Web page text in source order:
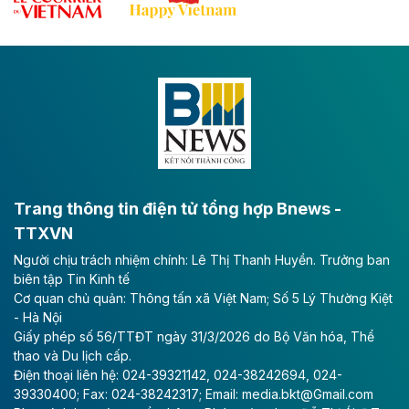
kinh tế Dung Quất.
Keppel thoái toàn bộ vốn khỏi dự án
Empire City tại Thủ Thiêm
Tập đoàn Keppel (Singapore) bán toàn bộ 40% vốn
tại dự án Empire City với giá 270 triệu USD, chấm dứt
dự án.
Theo vnexpress.net
TP HCM cho phép chuyển mục đích sử
dụng gần 6.500 m2 đất làm khu nghỉ
dưỡng
UBND TP HCM cho phép Công ty Cổ phần Thủy Tiên
Bà Rịa - Vũng Tàu chuyển mục đích sử dụng gần
6.500 m2 đất tại phường Rạch Dừa để làm dự án Khu
Trang thông tin điện tử tổng hợp Bnews -
TTXVN
Người chịu trách nhiệm chính: Lê Thị Thanh Huyền. Trưởng ban
biên tập Tin Kinh tế
Cơ quan chủ quản: Thông tấn xã Việt Nam; Số 5 Lý Thường Kiệt
- Hà Nội
Giấy phép số 56/TTĐT ngày 31/3/2026 do Bộ Văn hóa, Thể
thao và Du lịch cấp.
Điện thoại liên hệ: 024-39321142, 024-38242694, 024-
39330400; Fax: 024-38242317; Email: media.bkt@Gmail.com